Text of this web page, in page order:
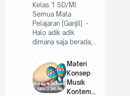
Kelas 1 SD/MI
Semua Mata
Pelajaran (Ganjil) -
Halo adik adik
dimana saja berada,…
Materi
Konsep
Musik
Kontemp